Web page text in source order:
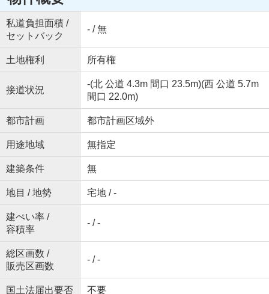
私道負担面積 /
セットバック
- / 無
土地権利 所有権
接道状況
-(北 公道 4.3m 間口 23.5m)(西 公道 5.7m
間口 22.0m)
都市計画 都市計画区域外
用途地域 無指定
建築条件 無
地目 / 地勢 宅地 / -
建ぺい率 /
容積率
- / -
総区画数 /
販売区画数
- / -
国土法届出要否 不要